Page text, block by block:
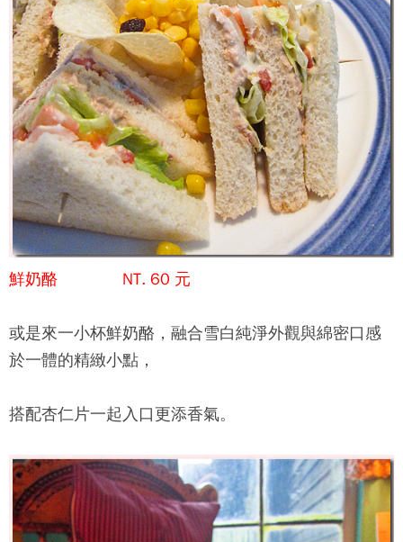
鮮奶酪 NT. 60 元
或是來一小杯鮮奶酪，融合雪白純淨外觀與綿密口感
於一體的精緻小點，
搭配杏仁片一起入口更添香氣。